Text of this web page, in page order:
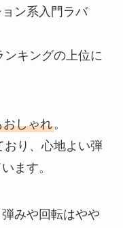
ン系入門ラバ
ンキングの上位に
おしゃれ。
おり、心地よい弾
ます。
みや回転はやや